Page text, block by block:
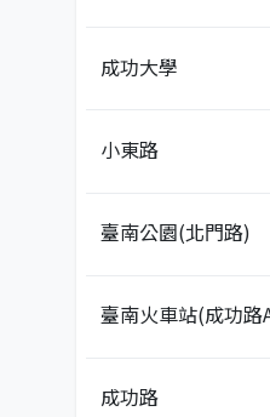
成功大學
小東路
臺南公園(北門路)
臺南火車站(成功路
成功路